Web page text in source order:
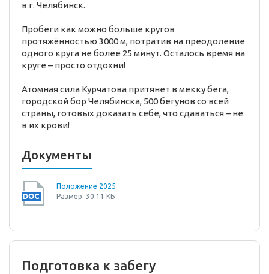
в г. Челябинск.
Пробеги как можно больше кругов
протяжённостью 3000 м, потратив на преодоление
одного круга не более 25 минут. Осталось время на
круге – просто отдохни!
Атомная сила Курчатова притянет в мекку бега,
городской бор Челябинска, 500 бегунов со всей
страны, готовых доказать себе, что сдаваться – не
в их крови!
Документы
Положение 2025
Размер: 30.11 КБ
Подготовка к забегу